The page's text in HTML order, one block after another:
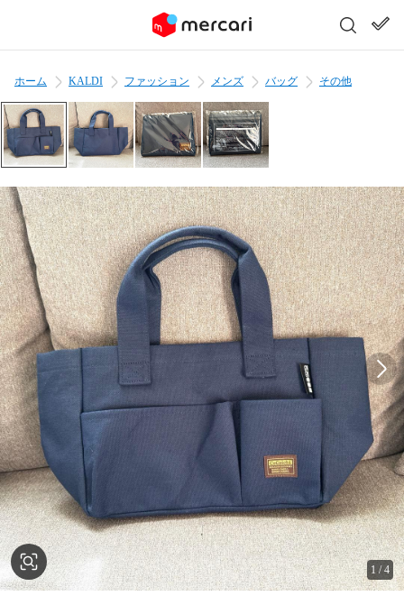
ホーム KALDI ファッション メンズ バッグ その他
1 /4